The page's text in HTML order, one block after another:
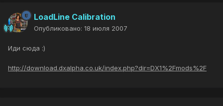
LoadLine Calibration
Опубликовано: 18 июля 2007
Иди сюда :)
http://download.dxalpha.co.uk/index.php?dir=DX1%2Fmods%2F